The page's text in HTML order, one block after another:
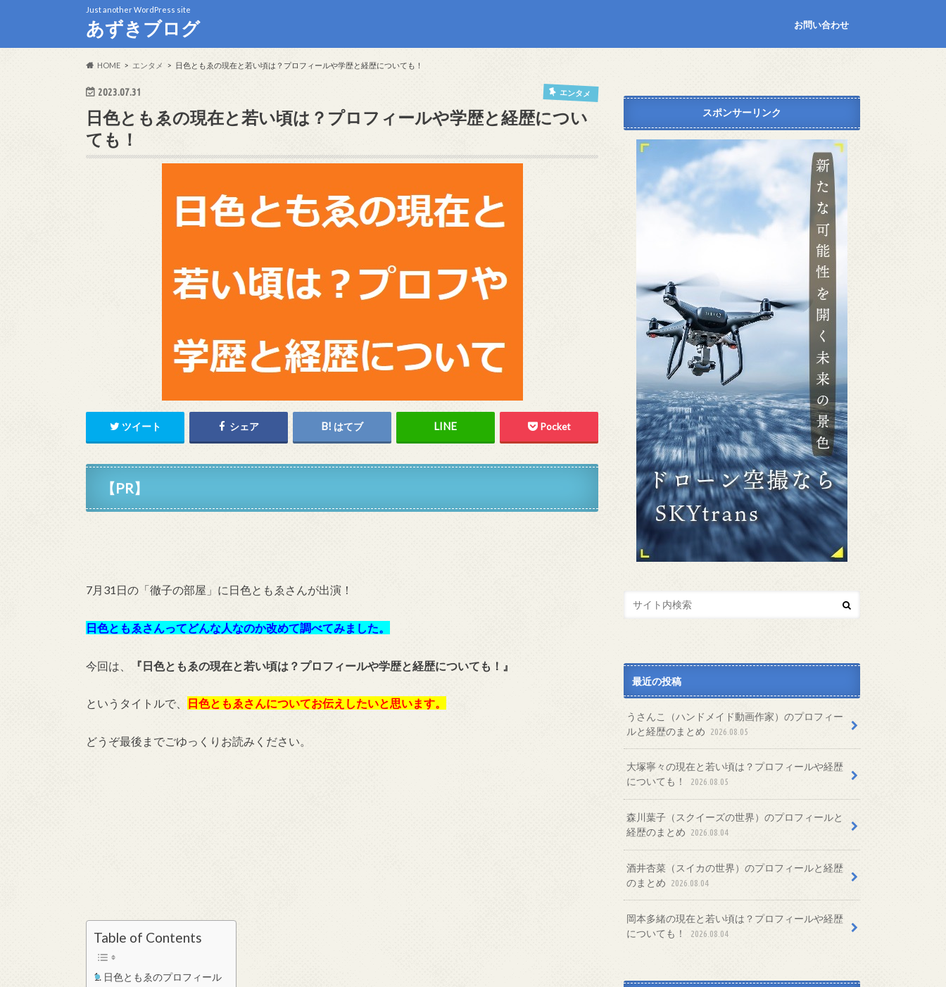
Just another WordPress site
あずきブログ お問い合わせ
HOME エンタメ 日色ともゑの現在と若い頃は？プロフィールや学歴と経歴についても！
2023.07.31 エンタメ
日色ともゑの現在と若い頃は？プロフィールや学歴と経歴につい
ても！
ツイート シェア はてブ Pocket
【PR】
7月31日の「徹子の部屋」に日色ともゑさんが出演！
日色ともゑさんってどんな人なのか改めて調べてみました。
今回は、 『日色ともゑの現在と若い頃は？プロフィールや学歴と経歴についても！』
というタイトルで、 日色ともゑさんについてお伝えしたいと思います。
どうぞ最後までごゆっくりお読みください。
Table of Contents
日色ともゑのプロフィール
スポンサーリンク
最近の投稿
うさんこ（ハンドメイド動画作家）のプロフィー
ルと経歴のまとめ
2026.08.05
大塚寧々の現在と若い頃は？プロフィールや経歴
についても！
2026.08.05
森川葉子（スクイーズの世界）のプロフィールと
経歴のまとめ
2026.08.04
酒井杏菜（スイカの世界）のプロフィールと経歴
のまとめ
2026.08.04
岡本多緒の現在と若い頃は？プロフィールや経歴
についても！
2026.08.04